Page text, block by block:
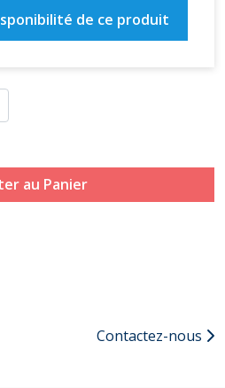
de ce produit
au Panier
Contactez-nous